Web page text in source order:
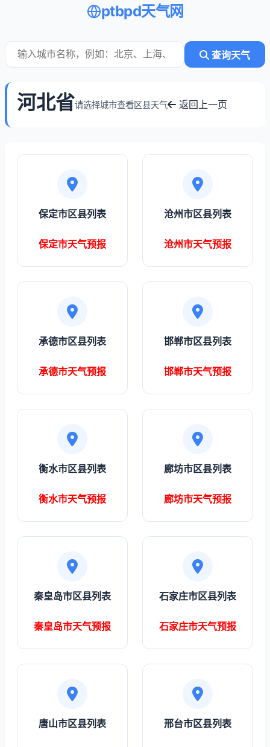
ptbpd天气网
查询天气
河北省请选择城市查看区县天气 返回上一页
保定市区县列表
保定市天气预报
沧州市区县列表
沧州市天气预报
承德市区县列表
承德市天气预报
邯郸市区县列表
邯郸市天气预报
衡水市区县列表
衡水市天气预报
廊坊市区县列表
廊坊市天气预报
秦皇岛市区县列表
秦皇岛市天气预报
石家庄市区县列表
石家庄市天气预报
唐山市区县列表 邢台市区县列表